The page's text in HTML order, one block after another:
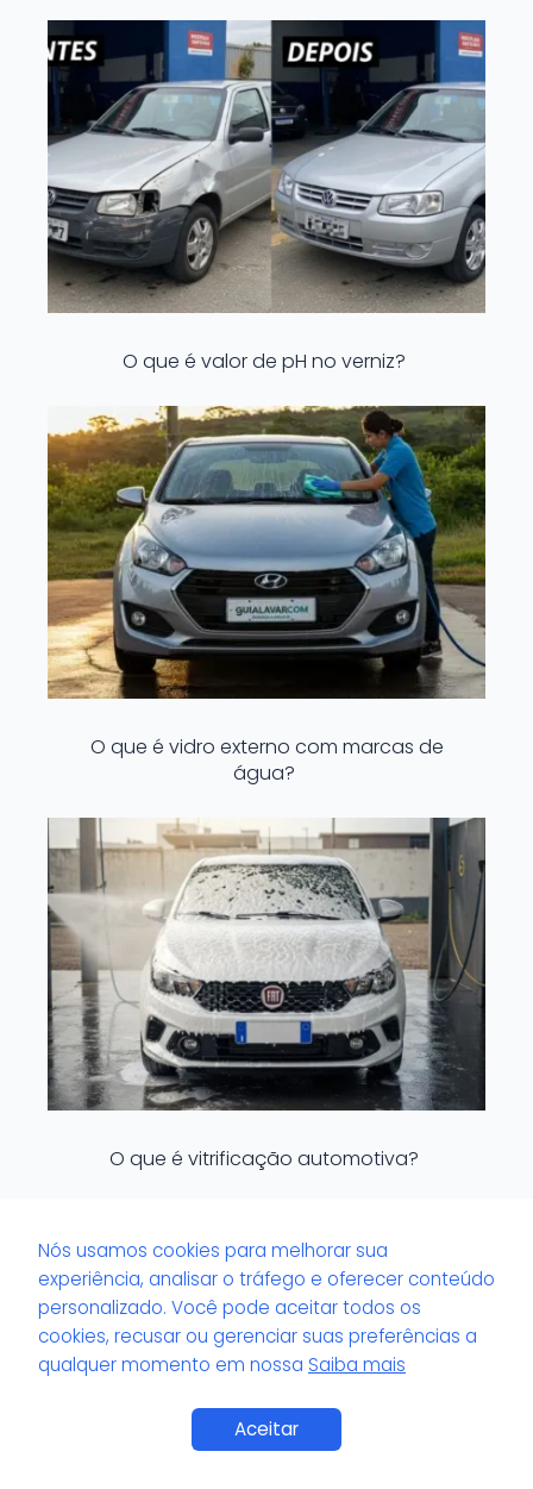
O que é valor de pH no verniz?
O que é vidro externo com marcas de
água?
O que é vitrificação automotiva?
Nós usamos cookies para melhorar sua
experiência, analisar o tráfego e oferecer conteúdo
personalizado. Você pode aceitar todos os
cookies, recusar ou gerenciar suas preferências a
qualquer momento em nossa Saiba mais
AceitarSaiba Mais